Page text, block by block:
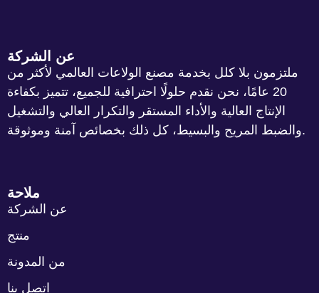
عن الشركة
ملتزمون بلا كلل بخدمة مصنع الولاعات العالمي لأكثر من
20 عامًا، نحن نقدم حلولًا احترافية للجميع، تتميز بكفاءة
الإنتاج العالية والأداء المستقر والتكرار العالي والتشغيل
والضبط المريح والبسيط، كل ذلك بخصائص آمنة وموثوقة.
ملاحة
عن الشركة
منتج
من المدونة
اتصل بنا